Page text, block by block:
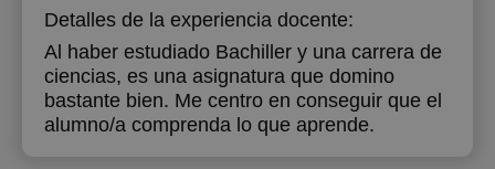
Detalles de la experiencia docente:
Al haber estudiado Bachiller y una carrera de
ciencias, es una asignatura que domino
bastante bien. Me centro en conseguir que el
alumno/a comprenda lo que aprende.